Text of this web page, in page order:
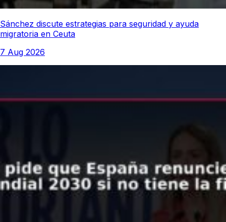
Sánchez discute estrategias para seguridad y ayuda
migratoria en Ceuta
7 Aug 2026